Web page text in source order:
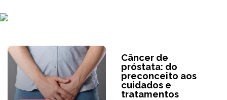
Câncer de
próstata: do
preconceito aos
cuidados e
tratamentos